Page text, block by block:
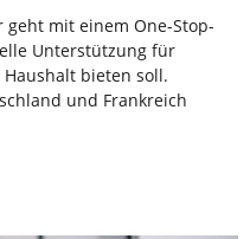
geht mit einem One-Stop-
Unterstützung für
bieten soll.
und Frankreich